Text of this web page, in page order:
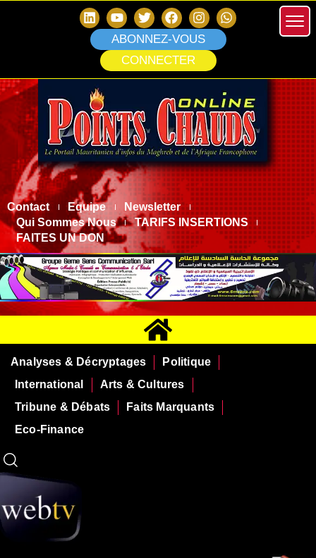
ABONNEZ-VOUS
CONNECTER
Contact Equipe
Newsletter
Qui Sommes Nous
TARIFS INSERTIONS
FAITES UN DON
Analyses & Décryptages
Politique
International
Arts & Cultures
Tribune & Débats
Faits Marquants
Eco-Finance